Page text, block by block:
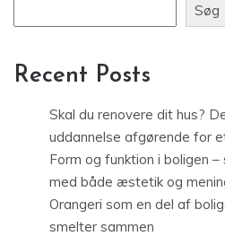
Søg
Recent Posts
Skal du renovere dit hus?
uddannelse afgørende for
Form og funktion i boligen
med både æstetik og
Orangeri som en del af
smelter sammen